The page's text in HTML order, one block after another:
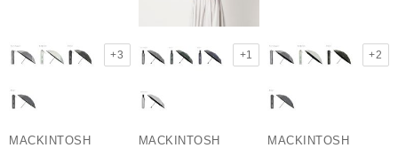
+3
MACKINTOSH
+1
MACKINTOSH
+2
MACKINTOSH